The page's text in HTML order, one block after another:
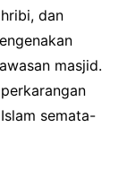
dan
masjid.
semata-